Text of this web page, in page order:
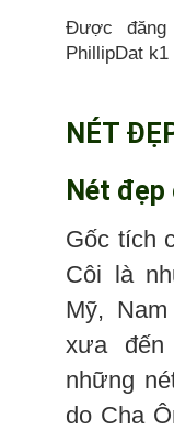
Được đăng
PhillipDat k1
NÉT
Nét đẹp
Gốc tích
Côi là
Mỹ,
xưa
những
do Cha